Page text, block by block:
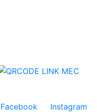
Facebook Instagram